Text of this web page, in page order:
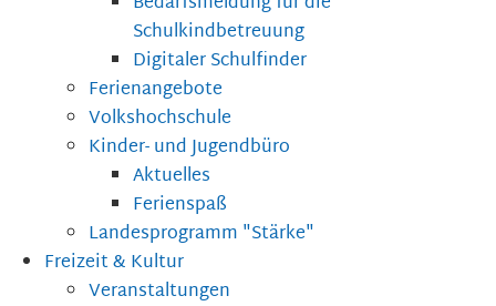
Schulkindbetreuung
Digitaler Schulfinder
Ferienangebote
Volkshochschule
Kinder- und Jugendbüro
Aktuelles
Ferienspaß
Landesprogramm "Stärke"
Freizeit & Kultur
Veranstaltungen